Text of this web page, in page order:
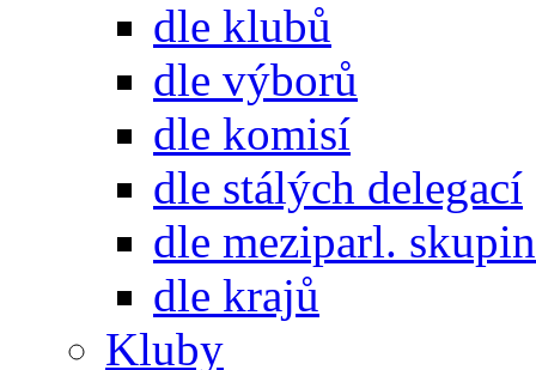
dle klubů
dle výborů
dle komisí
dle stálých delegací
dle meziparl. skupin
dle krajů
Kluby